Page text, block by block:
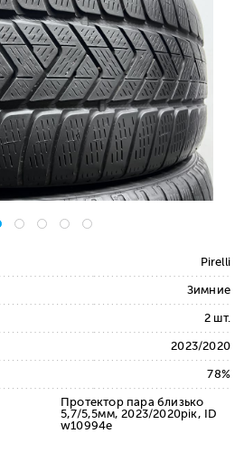
Все
ПОДОБРАТЬ
Pirelli
Зимние
2 шт.
2023/2020
78%
Протектор пара близько
5,7/5,5мм, 2023/2020рік, ID
w10994e